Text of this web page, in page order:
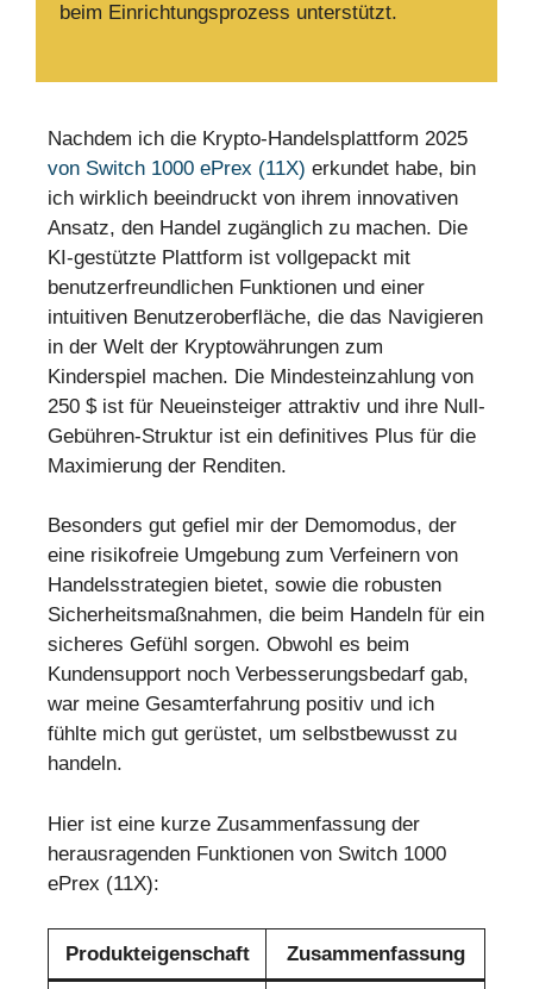
beim Einrichtungsprozess unterstützt.
Nachdem ich die Krypto-Handelsplattform 2025
von Switch 1000 ePrex (11X) erkundet habe, bin
ich wirklich beeindruckt von ihrem innovativen
Ansatz, den Handel zugänglich zu machen. Die
KI-gestützte Plattform ist vollgepackt mit
benutzerfreundlichen Funktionen und einer
intuitiven Benutzeroberfläche, die das Navigieren
in der Welt der Kryptowährungen zum
Kinderspiel machen. Die Mindesteinzahlung von
250 $ ist für Neueinsteiger attraktiv und ihre Null-
Gebühren-Struktur ist ein definitives Plus für die
Maximierung der Renditen.
Besonders gut gefiel mir der Demomodus, der
eine risikofreie Umgebung zum Verfeinern von
Handelsstrategien bietet, sowie die robusten
Sicherheitsmaßnahmen, die beim Handeln für ein
sicheres Gefühl sorgen. Obwohl es beim
Kundensupport noch Verbesserungsbedarf gab,
war meine Gesamterfahrung positiv und ich
fühlte mich gut gerüstet, um selbstbewusst zu
handeln.
Hier ist eine kurze Zusammenfassung der
herausragenden Funktionen von Switch 1000
ePrex (11X):
Produkteigenschaft Zusammenfassung